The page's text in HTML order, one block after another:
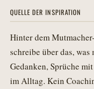
QUELLE DER INSPIRATION
Hinter dem
schreibe über das,
Gedanken, Sprüche
im Alltag. Kein